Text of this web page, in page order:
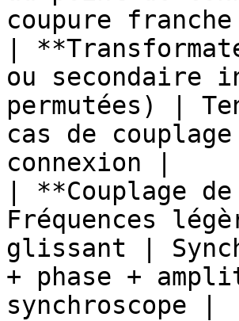
coupure
|
ou secondaire
permutées) |
cas de
connexion |
| **Couplage
Fréquences
glissant |
+ phase +
synchroscope |